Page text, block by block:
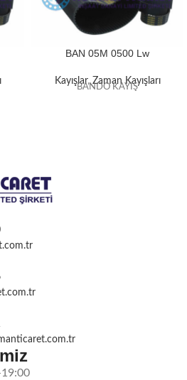
BAN 05M 0500 Lw
Kayışlar,Zaman Kayışları
BANDO KAYIŞ
19:00